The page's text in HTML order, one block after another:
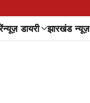
न्यूज़ डायरी झारखंड न्यूज़